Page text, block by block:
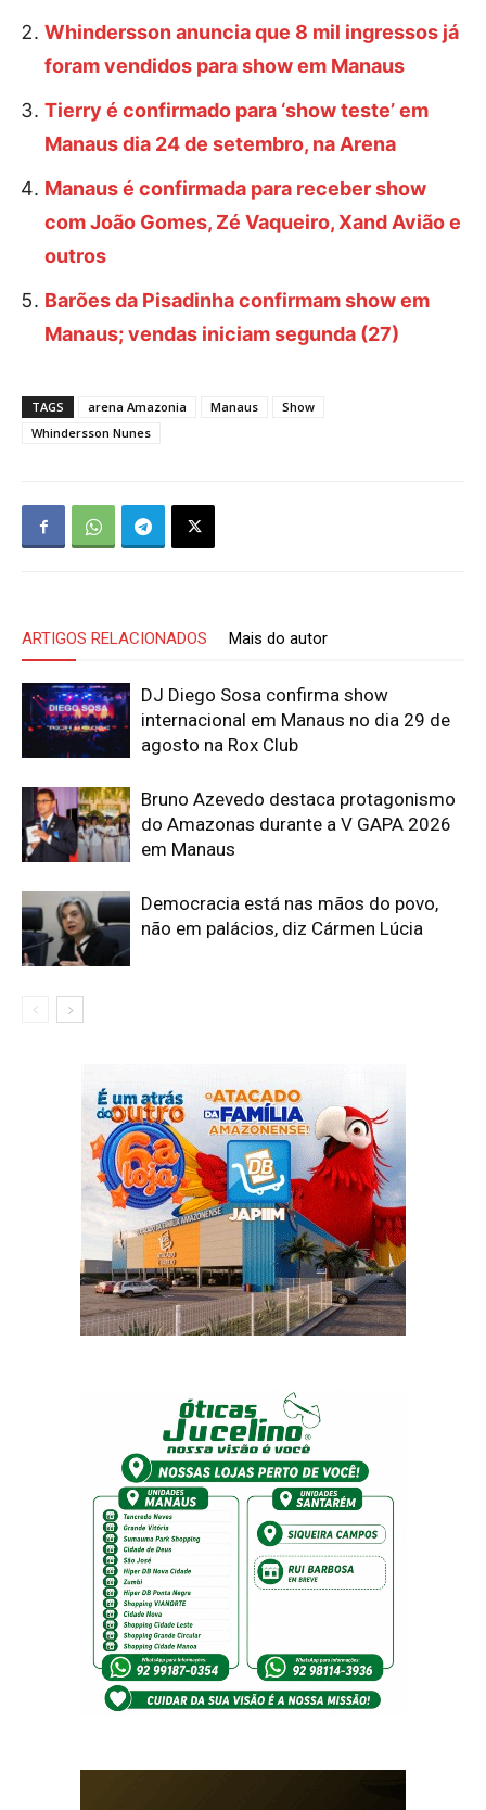
Whindersson anuncia que 8 mil ingressos já
foram vendidos para show em Manaus
Tierry é confirmado para ‘show teste’ em
Manaus dia 24 de setembro, na Arena
Manaus é confirmada para receber show
com João Gomes, Zé Vaqueiro, Xand Avião e
outros
Barões da Pisadinha confirmam show em
Manaus; vendas iniciam segunda (27)
TAGS arena Amazonia Manaus
Show
Whindersson Nunes
ARTIGOS RELACIONADOS Mais do autor
DJ Diego Sosa confirma show
internacional em Manaus no dia 29 de
agosto na Rox Club
Bruno Azevedo destaca protagonismo
do Amazonas durante a V GAPA 2026
em Manaus
Democracia está nas mãos do povo,
não em palácios, diz Cármen Lúcia